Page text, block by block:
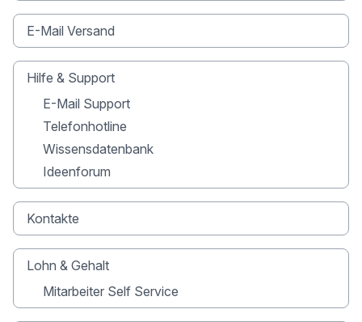
E-Mail Versand
Hilfe & Support
E-Mail Support
Telefonhotline
Wissensdatenbank
Ideenforum
Kontakte
Lohn & Gehalt
Mitarbeiter Self Service